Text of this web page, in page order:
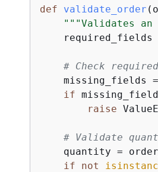
def validate_order (
"""Validates
required_fields
# Check
missing_fields
if
raise
# Validate
quantity =
if
not